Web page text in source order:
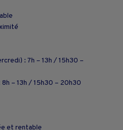
: 7h – 13h / 15h30 –
– 13h / 15h30 – 20h30
et rentable